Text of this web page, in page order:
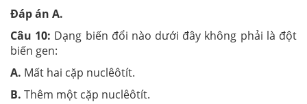
Đáp án A.
Câu 10: Dạng biến đổi nào d­ưới đây không phải là đột
biến gen:
A. Mất hai cặp nuclêôtít.
B. Thêm một cặp nuclêôtít.